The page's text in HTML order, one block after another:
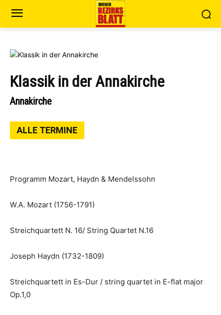
Klassik in der Annakirche
Annakirche
ALLE TERMINE
Programm Mozart, Haydn & Mendelssohn
W.A. Mozart (1756-1791)
Streichquartett N. 16/ String Quartet N.16
Joseph Haydn (1732-1809)
Streichquartett in Es-Dur / string quartet in E-flat major
Op.1,0